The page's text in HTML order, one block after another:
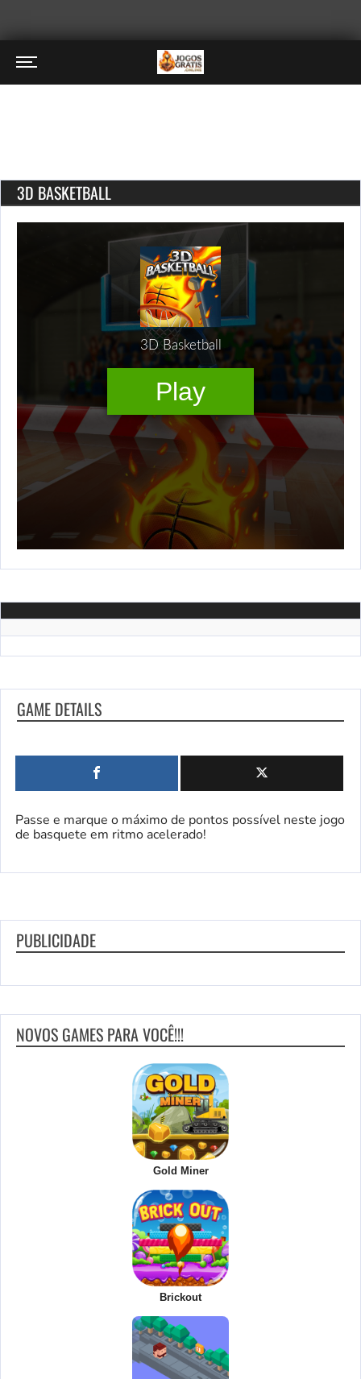
3D BASKETBALL
GAME DETAILS
Passe e marque o máximo de pontos possível neste jogo
de basquete em ritmo acelerado!
PUBLICIDADE
NOVOS GAMES PARA VOCÊ!!!
Gold Miner
Brickout